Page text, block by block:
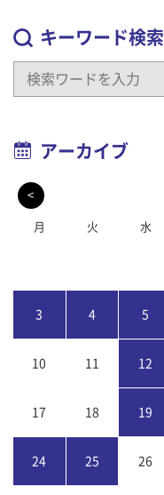
キーワード検索
アーカイブ
<
月 火 水
3 4 5
10 11 12
17 18 19
24 25 26